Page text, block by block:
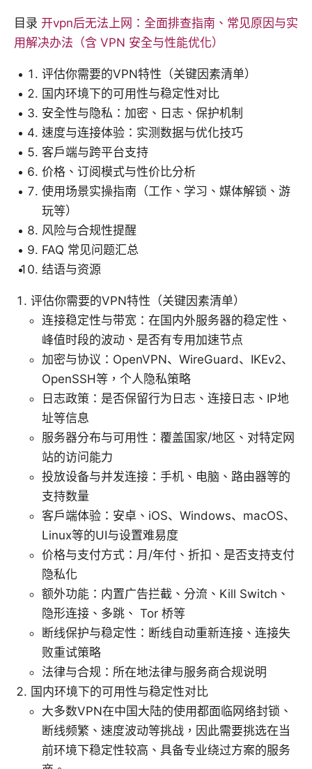
目录 开vpn后无法上网：全面排查指南、常见原因与实
用解决办法（含 VPN 安全与性能优化）
评估你需要的VPN特性（关键因素清单）
国内环境下的可用性与稳定性对比
安全性与隐私：加密、日志、保护机制
速度与连接体验：实测数据与优化技巧
客户端与跨平台支持
价格、订阅模式与性价比分析
使用场景实操指南（工作、学习、媒体解锁、游
玩等）
风险与合规性提醒
FAQ 常见问题汇总
结语与资源
评估你需要的VPN特性（关键因素清单）
连接稳定性与带宽：在国内外服务器的稳定性、
峰值时段的波动、是否有专用加速节点
加密与协议：OpenVPN、WireGuard、IKEv2、
OpenSSH等，个人隐私策略
日志政策：是否保留行为日志、连接日志、IP地
址等信息
服务器分布与可用性：覆盖国家/地区、对特定网
站的访问能力
投放设备与并发连接：手机、电脑、路由器等的
支持数量
客户端体验：安卓、iOS、Windows、macOS、
Linux等的UI与设置难易度
价格与支付方式：月/年付、折扣、是否支持支付
隐私化
额外功能：内置广告拦截、分流、Kill Switch、
隐形连接、多跳、 Tor 桥等
断线保护与稳定性：断线自动重新连接、连接失
败重试策略
法律与合规：所在地法律与服务商合规说明
国内环境下的可用性与稳定性对比
大多数VPN在中国大陆的使用都面临网络封锁、
断线频繁、速度波动等挑战，因此需要挑选在当
前环境下稳定性较高、具备专业绕过方案的服务